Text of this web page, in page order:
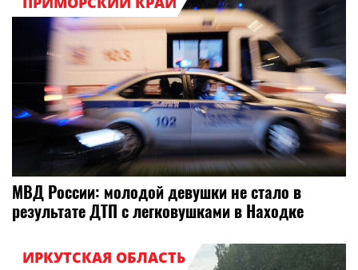
МВД России: молодой девушки не стало в
результате ДТП с легковушками в Находке
ИРКУТСКАЯ ОБЛАСТЬ